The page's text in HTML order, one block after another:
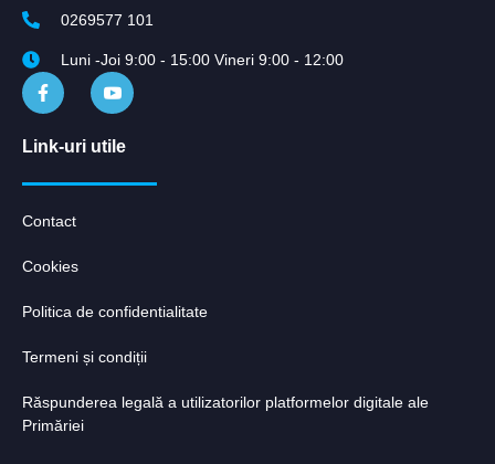
0269577 101
Luni -Joi 9:00 - 15:00 Vineri 9:00 - 12:00
Link-uri utile
Contact
Cookies
Politica de confidentialitate
Termeni și condiții
Răspunderea legală a utilizatorilor platformelor digitale ale
Primăriei